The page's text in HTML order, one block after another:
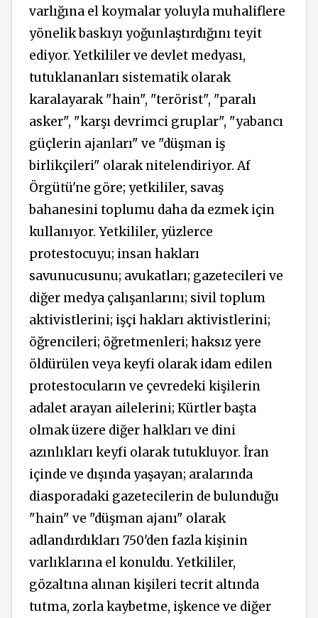
varlığına el koymalar yoluyla muhaliflere
yönelik baskıyı yoğunlaştırdığını teyit
ediyor. Yetkililer ve devlet medyası,
tutuklananları sistematik olarak
karalayarak "hain", "terörist", "paralı
asker", "karşı devrimci gruplar", "yabancı
güçlerin ajanları" ve "düşman iş
birlikçileri" olarak nitelendiriyor. Af
Örgütü'ne göre; yetkililer, savaş
bahanesini toplumu daha da ezmek için
kullanıyor. Yetkililer, yüzlerce
protestocuyu; insan hakları
savunucusunu; avukatları; gazetecileri ve
diğer medya çalışanlarını; sivil toplum
aktivistlerini; işçi hakları aktivistlerini;
öğrencileri; öğretmenleri; haksız yere
öldürülen veya keyfi olarak idam edilen
protestocuların ve çevredeki kişilerin
adalet arayan ailelerini; Kürtler başta
olmak üzere diğer halklarıve dini
azınlıkları keyfi olarak tutukluyor. İran
içinde ve dışında yaşayan; aralarında
diasporadaki gazetecilerin de bulunduğu
"hain" ve "düşman ajanı" olarak
adlandırdıkları 750'den fazla kişinin
varlıklarına el konuldu. Yetkililer,
gözaltına alınan kişileri tecrit altında
tutma, zorla kaybetme, işkence ve diğer